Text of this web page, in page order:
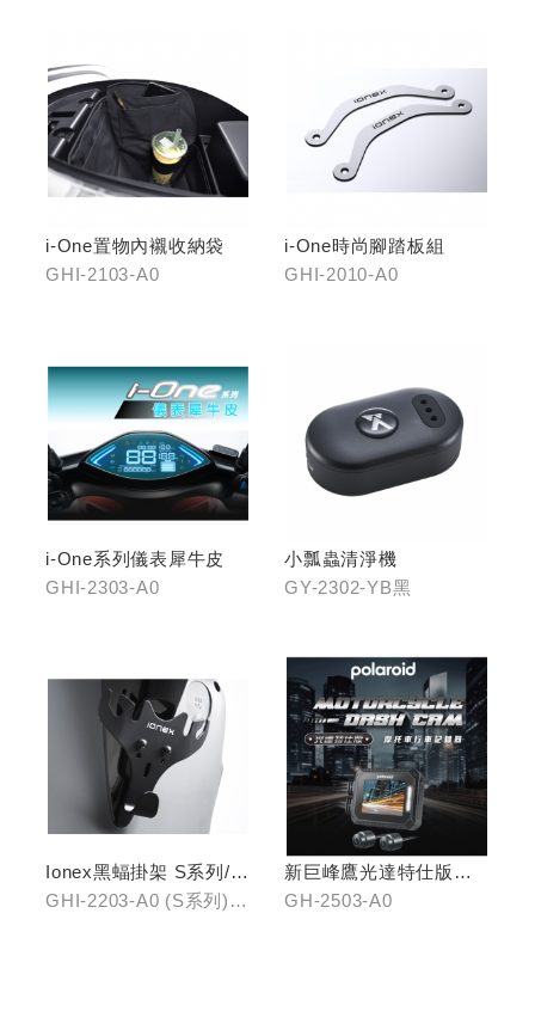
i-One置物內襯收納袋
GHI-2103-A0
i-One時尚腳踏板組
GHI-2010-A0
i-One系列儀表犀牛皮
GHI-2303-A0
小瓢蟲清淨機
GY-2302-YB黑
Ionex黑蝠掛架 S系列/i-
One
GHI-2203-A0 (S系列)、
新巨峰鷹光達特仕版行
車紀錄器
GH-2503-A0